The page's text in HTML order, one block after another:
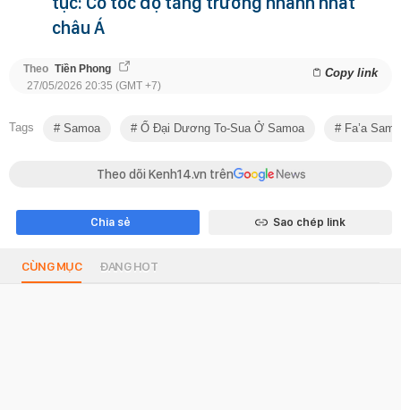
châu Á
Theo Tiền Phong Copy link
27/05/2026 20:35 (GMT +7)
Tags Samoa Ố Đại Dương To-Sua Ở Samoa Fa’a
Theo dõi Kenh14.vn trên
Chia sẻ Sao chép link
CÙNG MỤC ĐANG HOT